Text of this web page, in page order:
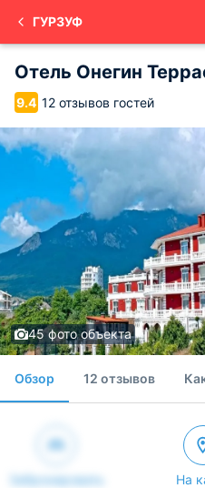
ГУРЗУФ
Отель Онегин
9.4 12 отзывов гостей
45 фото объекта
Обзор 12 отзывов
Забронировать На